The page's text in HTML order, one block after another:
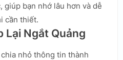
giúp bạn nhớ lâu hơn và dễ
cần thiết.
Lại Ngắt Quảng
nhỏ thông tin thành